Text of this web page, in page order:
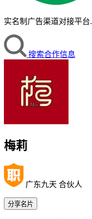
实名制广告渠道对接平台.
搜索合作信息
梅莉
广东九天 合伙人
分享名片